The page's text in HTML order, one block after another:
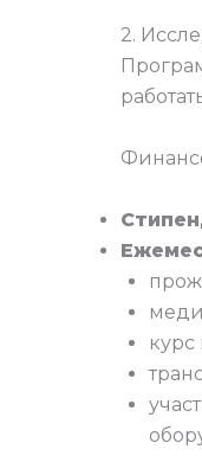
2.
курс